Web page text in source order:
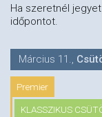
Ha szeretnél
időpontot.
Március 11.
Premier
KLASSZIKUS